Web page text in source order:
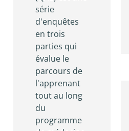
série
d'enquêtes
en trois
parties qui
évalue le
parcours de
l'apprenant
tout au long
du
programme